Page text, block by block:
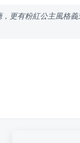
更有粉紅公主風格